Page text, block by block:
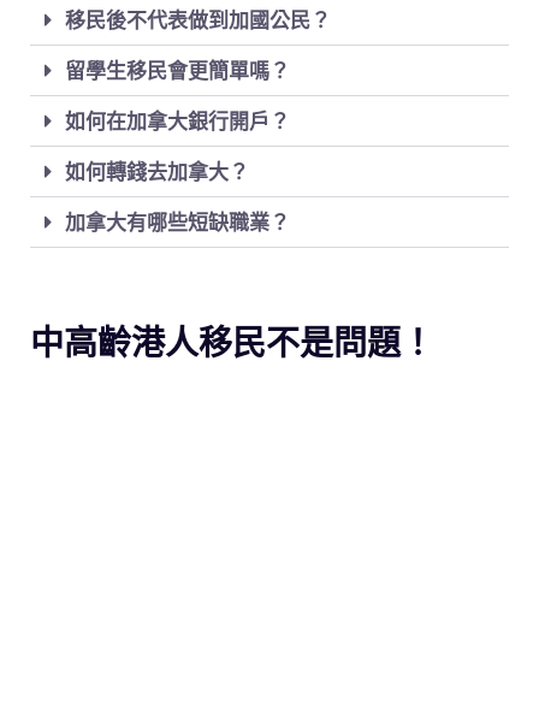
移民後不代表做到加國公民？
留學生移民會更簡單嗎？
如何在加拿大銀行開戶？
如何轉錢去加拿大？
加拿大有哪些短缺職業？
中高齡港人移民不是問題！